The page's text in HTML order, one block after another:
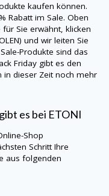
kaufen können.
Rabatt im Sale. Oben
Sie erwähnt, klicken
und wir leiten Sie
Produkte sind das
Friday gibt es den
in dieser Zeit noch mehr
es bei ETONI
Shop
Schritt Ihre
aus folgenden